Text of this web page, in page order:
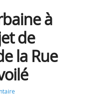
à
de
la Rue